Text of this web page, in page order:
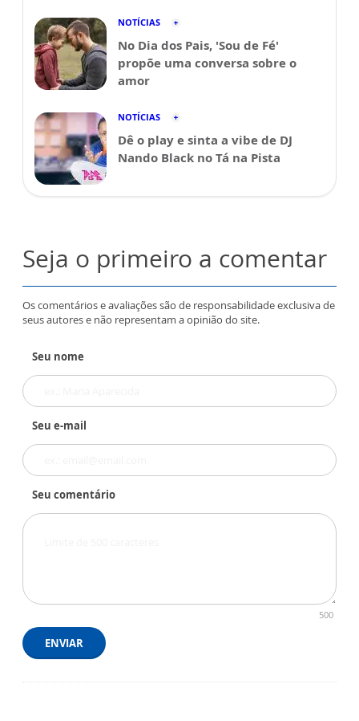
NOTÍCIAS
No Dia dos Pais, 'Sou de Fé'
propõe uma conversa sobre o
amor
NOTÍCIAS
Dê o play e sinta a vibe de DJ
Nando Black no Tá na Pista
Seja o primeiro a comentar
Os comentários e avaliações são de responsabilidade exclusiva de
seus autores e não representam a opinião do site.
Seu nome
Seu e-mail
Seu comentário
500
ENVIAR